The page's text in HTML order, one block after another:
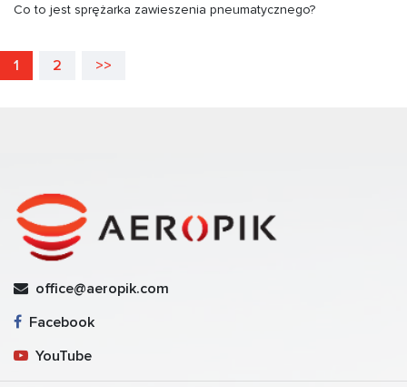
Co to jest sprężarka zawieszenia pneumatycznego?
1 2 >>
office@aeropik.com
Facebook
YouTube